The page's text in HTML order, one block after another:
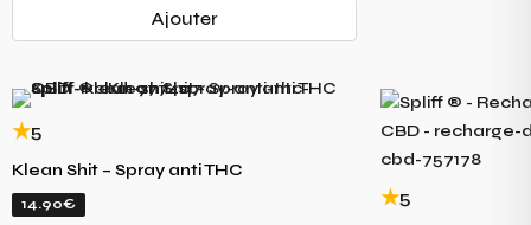
Ajouter
5
Klean Shit – Spray anti THC
14.90€ 5